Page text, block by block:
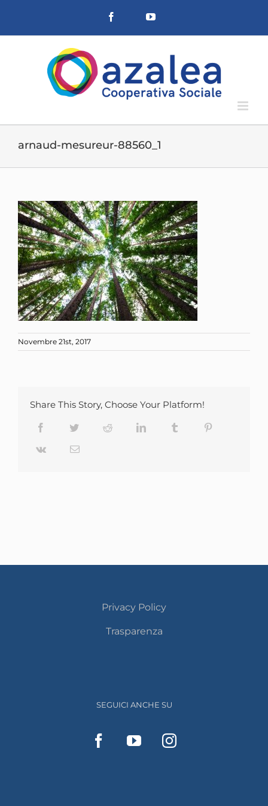
contenuto
Facebook YouTube
arnaud-mesureur-88560_1
Novembre 21st, 2017
Share This Story, Choose Your Platform!
Facebook Twitter Reddit LinkedIn Tumblr
Vk Email
Privacy Policy
Trasparenza
SEGUICI ANCHE SU